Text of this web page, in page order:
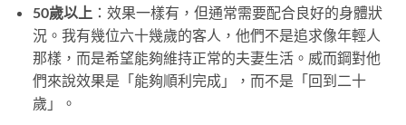
50歲以上 ：效果一樣有，但通常需要配合良好的身體狀
況。我有幾位六十幾歲的客人，他們不是追求像年輕人
那樣，而是希望能夠維持正常的夫妻生活。威而鋼對他
們來說效果是「能夠順利完成」，而不是「回到二十
歲」。